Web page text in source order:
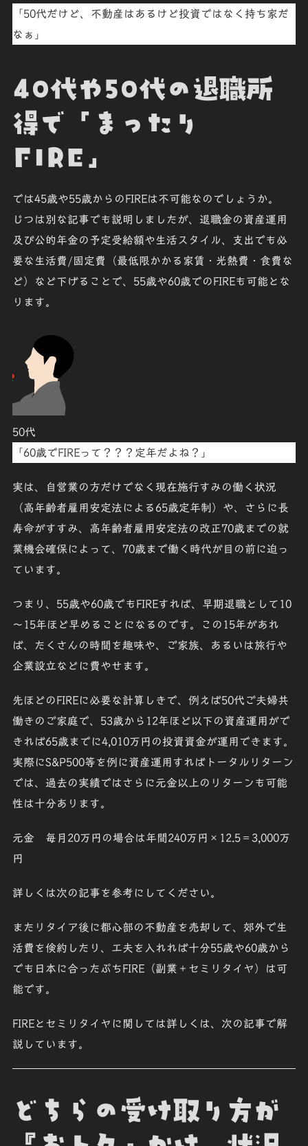
「50代だけど、 不動産 はあるけど投資ではなく 持ち家だ
なぁ 」
40代や50代の退職所
得で「まったり
FIRE」
では45歳や55歳からのFIREは不可能なのでしょうか。
じつは別な記事でも説明しましたが、退職金の資産運用
及び公的年金の予定受給額や生活スタイル、支出でも必
要な生活費/固定費（最低限かかる家賃・光熱費・食費な
ど）など下げることで、55歳や60歳でのFIREも可能とな
ります。
50代
「60歳でFIREって？？？ 定年だよね ？」
実は、自営業の方だけでなく現在施行すみの働く状況
（ 高年齢者雇用安定法による65歳定年制 ）や、さらに長
寿命がすすみ、高年齢者雇用安定法の改正70歳までの就
業機会確保によって、70歳まで働く時代が目の前に迫っ
ています。
つまり、55歳や60歳でもFIREすれば、早期退職として 10
～15年ほど早めること になるのです。この15年があれ
ば、たくさんの時間を趣味や、ご家族、あるいは旅行や
企業設立などに費やせます。
先ほどのFIREに必要な計算しきで、例えば50代ご夫婦共
働きのご家庭で、53歳から12年ほど以下の資産運用がで
きれば65歳までに4,010万円の投資資金が運用できます。
実際にS&P500等を例に資産運用すればトータルリターン
では、過去の実績ではさらに元金以上のリターンも可能
性は十分あります。
元金 毎月20万円の場合は年間240万円×12.5＝3,000万
円
詳しくは次の記事を参考にしてください。
またリタイア後に都心部の不動産を売却して、 郊外で生
活費を倹約 したり、工夫を入れれば十分55歳や60歳から
でも日本に合った ぷちFIRE（副業＋セミリタイヤ）
は可
能です。
FIREとセミリタイヤに関しては詳しくは、次の記事で解
説しています。
どちらの受け取り方が